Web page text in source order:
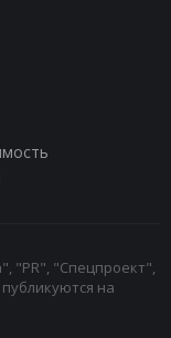
"PR", "Спецпроект",
на